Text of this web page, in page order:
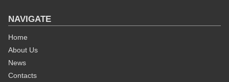
NAVIGATE
Home
About Us
News
Contacts